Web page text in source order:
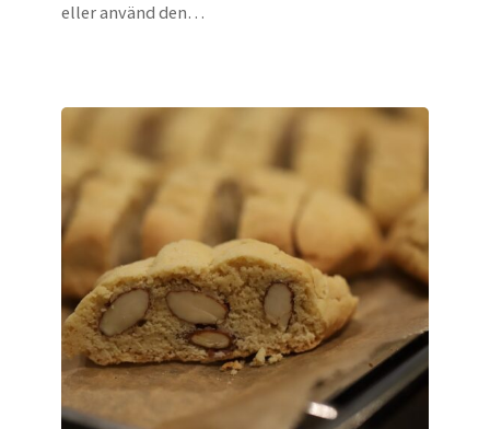
eller använd den…